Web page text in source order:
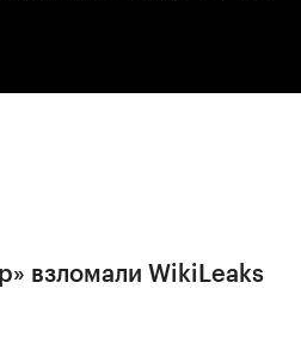
взломали WikiLeaks